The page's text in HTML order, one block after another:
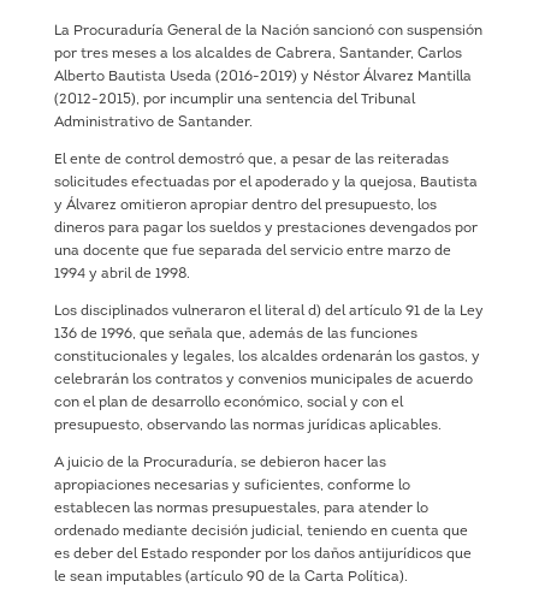
La Procuraduría General de la Nación sancionó con suspensión
por tres meses a los alcaldes de Cabrera, Santander, Carlos
Alberto Bautista Useda (2016-2019) y Néstor Álvarez Mantilla
(2012-2015), por incumplir una sentencia del Tribunal
Administrativo de Santander.
El ente de control demostró que, a pesar de las reiteradas
solicitudes efectuadas por el apoderado y la quejosa, Bautista
y Álvarez omitieron apropiar dentro del presupuesto, los
dineros para pagar los sueldos y prestaciones devengados por
una docente que fue separada del servicio entre marzo de
1994 y abril de 1998.
Los disciplinados vulneraron el literal d) del artículo 91 de la Ley
136 de 1996, que señala que, además de las funciones
constitucionales y legales, los alcaldes ordenarán los gastos, y
celebrarán los contratos y convenios municipales de acuerdo
con el plan de desarrollo económico, social y con el
presupuesto, observando las normas jurídicas aplicables.
A juicio de la Procuraduría, se debieron hacer las
apropiaciones necesarias y suficientes, conforme lo
establecen las normas presupuestales, para atender lo
ordenado mediante decisión judicial, teniendo en cuenta que
es deber del Estado responder por los daños antijurídicos que
le sean imputables (artículo 90 de la Carta Política).